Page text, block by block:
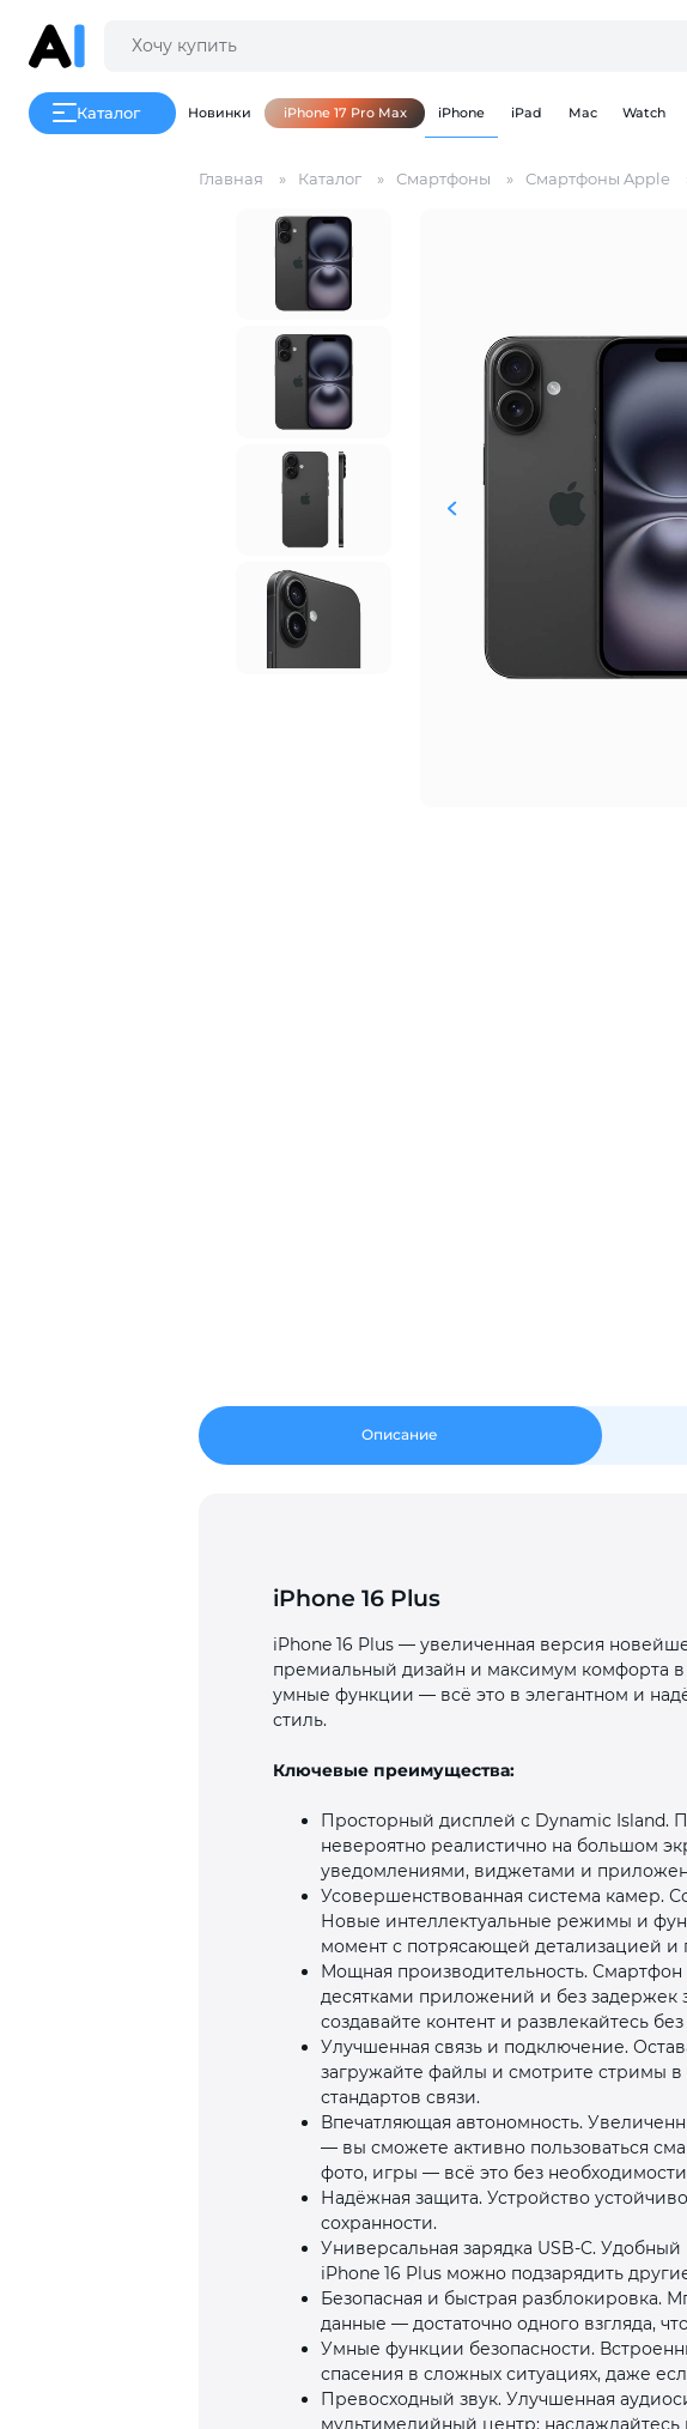
Каталог Новинки iPhone 17 Pro Max iPhone iPad Mac Watch
Главная Каталог Смартфоны Смартфоны Apple
Описание
iPhone 16 Plus
iPhone 16 Plus — увеличенная версия
премиальный дизайн и максимум комфорта
умные функции — всё это в элегантном и
стиль.
Ключевые преимущества:
Просторный дисплей с Dynamic Island.
невероятно реалистично на большом
уведомлениями, виджетами и
Усовершенствованная система камер.
Новые интеллектуальные режимы и
момент с потрясающей детализацией и
Мощная производительность.
десятками приложений и без задержек
создавайте контент и развлекайтесь
Улучшенная связь и подключение.
загружайте файлы и смотрите стримы
стандартов связи.
Впечатляющая автономность.
— вы сможете активно пользоваться
фото, игры — всё это без необходимости
Надёжная защита. Устройство
сохранности.
Универсальная зарядка USB‑C.
iPhone 16 Plus можно подзарядить
Безопасная и быстрая
данные — достаточно одного взгляда,
Умные функции безопасности.
спасения в сложных ситуациях, даже
Превосходный звук. Улучшенная
Для клиентов всех
Разбейте
на части
График
Сегодня